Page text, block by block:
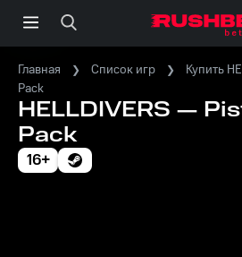
Главная Список игр
Купить
Pack
HELLDIVERS —
Pack
16+